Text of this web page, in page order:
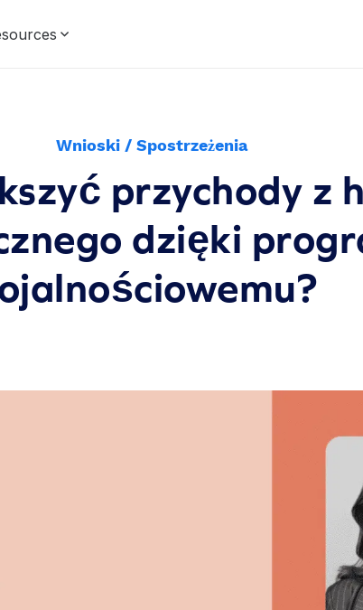
Wnioski / Spostrzeżenia
przychody z
dzięki